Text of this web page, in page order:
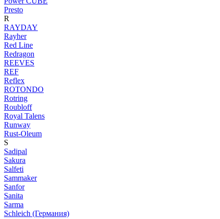
Presto
R
RAYDAY
Rayher
Red Line
Redragon
REEVES
REF
Reflex
ROTONDO
Rotring
Roubloff
Royal Talens
Runway
Rust-Oleum
S
Sadipal
Sakura
Salfeti
Sammaker
Sanfor
Sanita
Sarma
Schleich (Германия)